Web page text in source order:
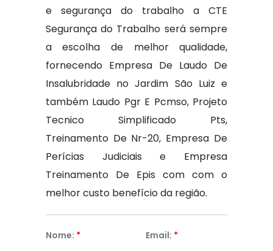
e segurança do trabalho a CTE
Segurança do Trabalho será sempre
a escolha de melhor qualidade,
fornecendo Empresa De Laudo De
Insalubridade no Jardim São Luiz e
também Laudo Pgr E Pcmso, Projeto
Tecnico Simplificado Pts,
Treinamento De Nr-20, Empresa De
Perícias Judiciais e Empresa
Treinamento De Epis com com o
melhor custo benefício da região.
Nome: * Email: *